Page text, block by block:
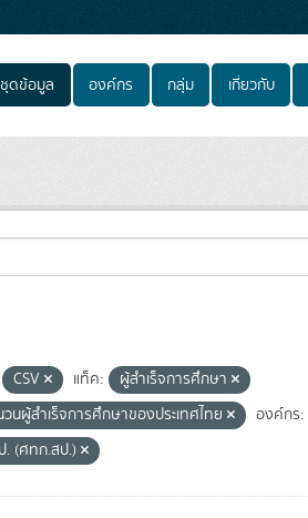
ชุดข้อมูล องค์กร กลุ่ม เกี่ยวกับ
CSV แท็ค:
ผู้สำเร็จการศึกษา
นผู้สำเร็จการศึกษาของประเทศไทย
องค์กร:
. (ศทก.สป.)